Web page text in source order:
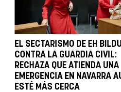
EL SECTARISMO DE EH BILDU
CONTRA LA GUARDIA CIVIL:
RECHAZA QUE ATIENDA UNA
EMERGENCIA EN NAVARRA
ESTÉ MÁS CERCA